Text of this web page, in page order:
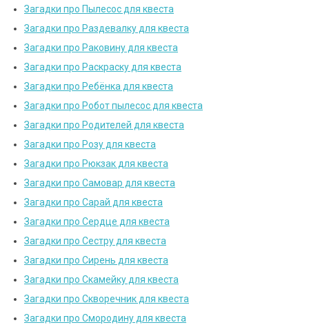
Загадки про Пылесос для квеста
Загадки про Раздевалку для квеста
Загадки про Раковину для квеста
Загадки про Раскраску для квеста
Загадки про Ребёнка для квеста
Загадки про Робот пылесос для квеста
Загадки про Родителей для квеста
Загадки про Розу для квеста
Загадки про Рюкзак для квеста
Загадки про Самовар для квеста
Загадки про Сарай для квеста
Загадки про Сердце для квеста
Загадки про Сестру для квеста
Загадки про Сирень для квеста
Загадки про Скамейку для квеста
Загадки про Скворечник для квеста
Загадки про Смородину для квеста